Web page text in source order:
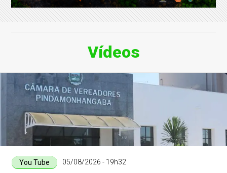
Vídeos
You Tube 05/08/2026 - 19h32